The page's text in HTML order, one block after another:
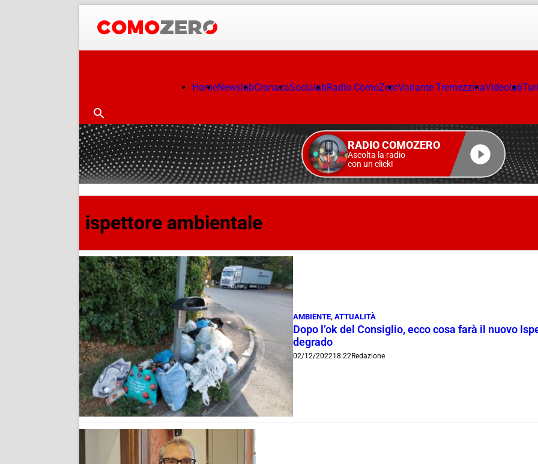
HomeNewslabCronacaSocialabRadio ComoZeroVariante TremezzinaVideolab
RADIO COMOZERO
Ascolta la radio
con un click!
ispettore ambientale
AMBIENTE,ATTUALITÀ
Dopo l’ok del Consiglio, ecco cosa farà il nuovo
degrado
02/12/202218:22Redazione